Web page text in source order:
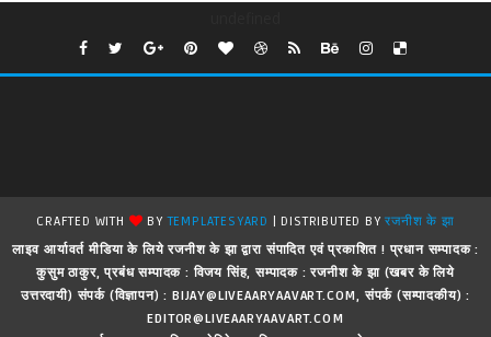
CRAFTED WITH BYTEMPLATESYARD | DISTRIBUTED BYरजनीश के झा
लाइव आर्यावर्त मीडिया के लिये रजनीश के झा द्वारा संपादित एवं प्रकाशित ! प्रधान सम्पादक :
कुसुम ठाकुर, प्रबंध सम्पादक : विजय सिंह, सम्पादक : रजनीश के झा (खबर के लिये
उत्तरदायी) संपर्क (विज्ञापन) : BIJAY@LIVEAARYAAVART.COM, संपर्क (सम्पादकीय) :
EDITOR@LIVEAARYAAVART.COM